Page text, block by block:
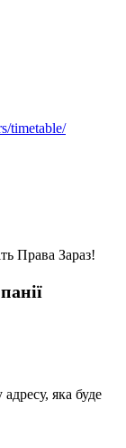
timetable/
Права Зараз!
яка буде